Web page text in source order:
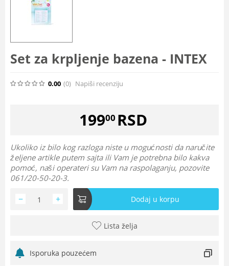
Set za krpljenje bazena - INTEX
0.00 (0) Napiši recenziju
19900 RSD
Ukoliko iz bilo kog razloga niste u mogućnosti da naručite
željene artikle putem sajta ili Vam je potrebna bilo kakva
pomoć, naši operateri su Vam na raspolaganju, pozovite
061/20-50-20-3.
+
− Dodaj u korpu
Lista želja
Isporuka pouzećem